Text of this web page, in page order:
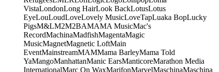
VistaLondonLong HairLook BackLotusLotus
EyeLouLoudLoveLovely MusicLoveTapLuaka BopLucky
PigsM&LM2M2BAMAMA MusicMac's
RecordMachinaMadfishMagentaMagic
MusicMagnetMagnetic LoftMain
EventMainstreamMAMMama BarleyMama Told
YaMangoManhattanManic EarsManticoreMarathon Media
InternationalMarc On WaxMarifonMarvelMaschinaMaschina